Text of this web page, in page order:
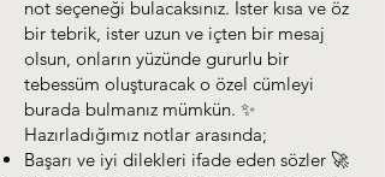
not seçeneği bulacaksınız. İster kısa ve öz
bir tebrik, ister uzun ve içten bir mesaj
olsun, onların yüzünde gururlu bir
tebessüm oluşturacak o özel cümleyi
burada bulmanız mümkün. ✨
Hazırladığımız notlar arasında;
Başarı ve iyi dilekleri ifade eden sözler 🚀